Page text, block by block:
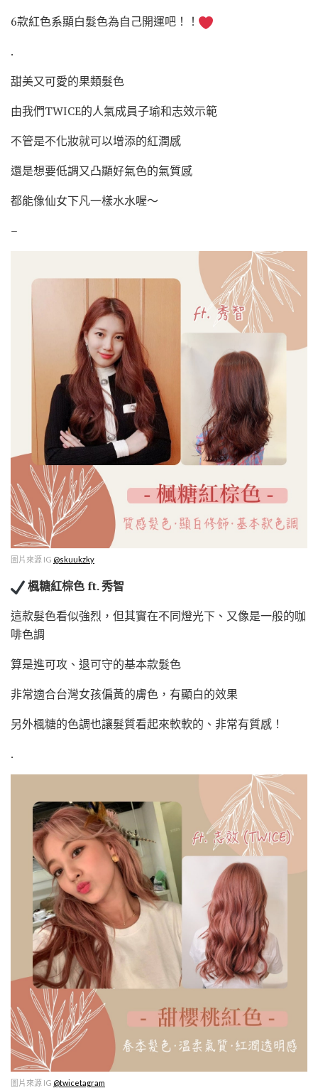
6款紅色系顯白髮色為自己開運吧！！
.
甜美又可愛的果類髮色
由我們TWICE的人氣成員子瑜和志效示範
不管是不化妝就可以增添的紅潤感
還是想要低調又凸顯好氣色的氣質感
都能像仙女下凡一樣水水喔～
–
圖片來源 IG @skuukzky
楓糖紅棕色 ft. 秀智
這款髮色看似強烈，但其實在不同燈光下、又像是一般的咖
啡色調
算是進可攻、退可守的基本款髮色
非常適合台灣女孩偏黃的膚色，有顯白的效果
另外楓糖的色調也讓髮質看起來軟軟的、非常有質感！
.
圖片來源 IG @twicetagram